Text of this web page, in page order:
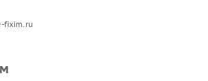
fixim.ru